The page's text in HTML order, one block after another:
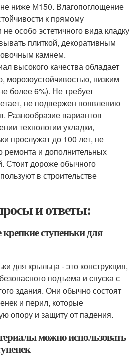
ниже М150. Влагопоглощение
к прямому
особо эстетичного вида кладку
плиткой, декоративным
камнем.
высокого качества обладает
морозоустойчивостью, низким
более 6%). Не требует
не подвержен появлению
Разнообразие вариантов
технологии укладки,
прослужат до 100 лет, не
ремонта и дополнительных
Стоит дороже обычного
в строительстве
и ответы:
ступеньки для
для крыльца - это конструкция,
подъема и спуска с
здания. Они обычно состоят
и перил, которые
опору и защиту от падения.
можно использовать